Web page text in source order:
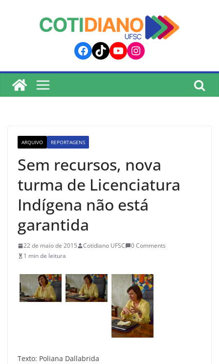
Facebook
TikTokYouTube
Instagram
ARQUIVO REPORTAGENS
Sem recursos, nova
turma de Licenciatura
Indígena não está
garantida
22 de maio de 2015 Cotidiano UFSC
0 Comments
1 min de leitura
Texto: Poliana Dallabrida